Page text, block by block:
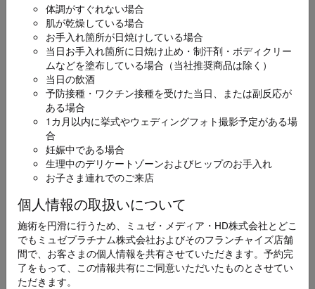
体調がすぐれない場合
肌が乾燥している場合
お手入れ箇所が日焼けしている場合
当日お手入れ箇所に日焼け止め・制汗剤・ボディクリー
ムなどを塗布している場合（当社推奨商品は除く）
当日の飲酒
予防接種・ワクチン接種を受けた当日、または副反応が
ある場合
1カ月以内に挙式やウェディングフォト撮影予定がある場
合
妊娠中である場合
生理中のデリケートゾーンおよびヒップのお手入れ
お子さま連れでのご来店
個人情報の取扱いについて
施術を円滑に行うため、ミュゼ・メディア・HD株式会社とどこ
でもミュゼプラチナム株式会社およびそのフランチャイズ店舗
間で、お客さまの個人情報を共有させていただきます。予約完
了をもって、この情報共有にご同意いただいたものとさせてい
ただきます。
必須 お名前
必須 ふりがな
必須 メールアドレス